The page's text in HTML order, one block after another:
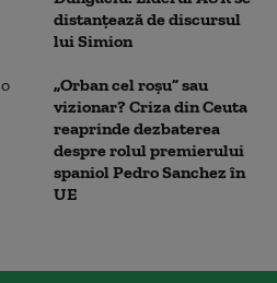
distanțează de discursul
lui Simion
„Orban cel roșu” sau
vizionar? Criza din Ceuta
reaprinde dezbaterea
despre rolul premierului
spaniol Pedro Sanchez în
UE